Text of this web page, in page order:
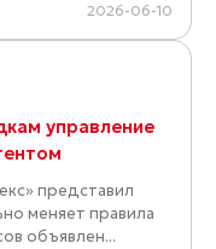
2026-06-10
управление
представил
меняет правила
объявлен...